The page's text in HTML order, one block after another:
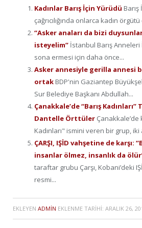
Kadınlar Barış İçin Yürüdü Barış
çağrıcılığında onlarca kadın
“Asker anaları da bizi
isteyelim” İstanbul Barış Anneleri
sona ermesi için daha önce...
Asker annesiyle gerilla annesi
ortak BDP'nin Gaziantep
Sur Belediye Başkanı Abdullah...
Çanakkale’de “Barış
Dantelle Örttüler
Kadınları" ismini veren bir grup, iki
ÇARŞI, IŞİD vahşetine de karşı:
insanlar ölmez, insanlık da
taraftar grubu Çarşı, Kobani’deki
resmi...
EKLEYEN ADMIN EKLENME TARIHI: ARALIK 26,